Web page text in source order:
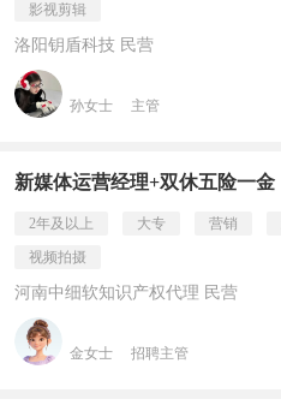
影视剪辑
洛阳钥盾科技 民营
孙女士 主管
新媒体运营经理+双休五险一金
2年及以上 大专 营销
视频拍摄
河南中细软知识产权代理 民营
金女士 招聘主管